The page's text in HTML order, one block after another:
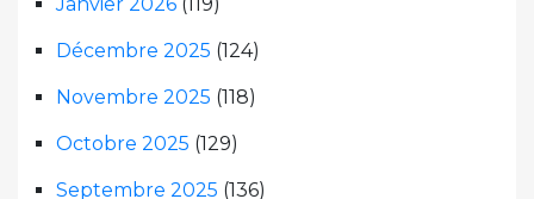
Décembre 2025 (124)
Novembre 2025 (118)
Octobre 2025 (129)
Septembre 2025 (136)